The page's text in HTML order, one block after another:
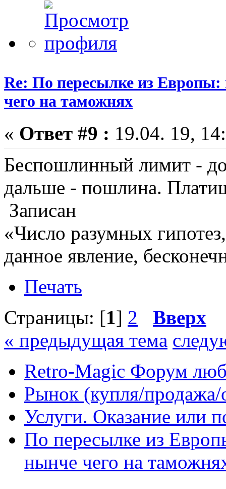
Re: По пересылке из Европы:
чего на таможнях
« Ответ #9 : 19.04. 19,
Беспошлинный лимит -
дальше - пошлина.
Записан
«Число разумных
данное явление,
Печать
Страницы: [1] 2
Вверх
« предыдущая тема
Retro-Magic Форум
Рынок (купля/продажа/
Услуги. Оказание или
По пересылке из
нынче чего на